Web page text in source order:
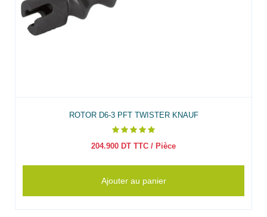
ROTOR D6-3 PFT TWISTER KNAUF
204.900 DT TTC / Pièce
Ajouter au panier